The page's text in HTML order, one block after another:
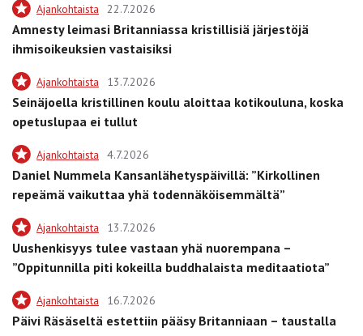
Ajankohtaista 22.7.2026
Amnesty leimasi Britanniassa kristillisiä järjestöjä
ihmisoikeuksien vastaisiksi
Ajankohtaista 13.7.2026
Seinäjoella kristillinen koulu aloittaa kotikouluna, koska
opetuslupaa ei tullut
Ajankohtaista 4.7.2026
Daniel Nummela Kansanlähetyspäivillä: ”Kirkollinen
repeämä vaikuttaa yhä todennäköisemmältä”
Ajankohtaista 13.7.2026
Uushenkisyys tulee vastaan yhä nuorempana –
”Oppitunnilla piti kokeilla buddhalaista meditaatiota”
Ajankohtaista 16.7.2026
Päivi Räsäseltä estettiin pääsy Britanniaan – taustalla